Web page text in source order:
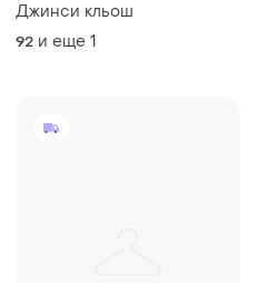
Джинси кльош
92 и еще 1